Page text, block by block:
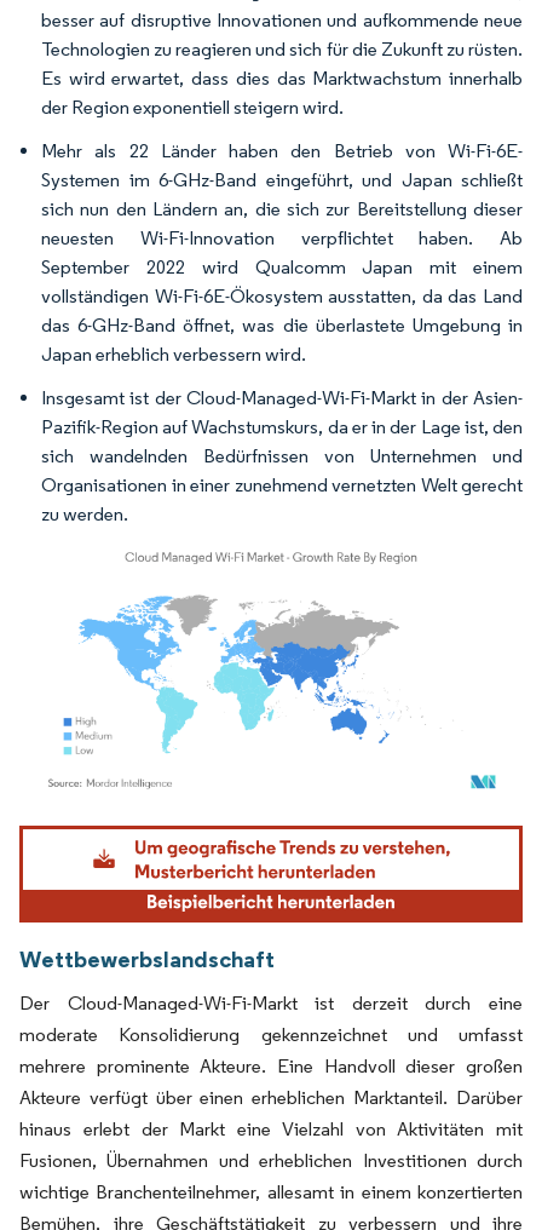
besser auf disruptive Innovationen und aufkommende neue
Technologien zu reagieren und sich für die Zukunft zu rüsten.
Es wird erwartet, dass dies das Marktwachstum innerhalb
der Region exponentiell steigern wird.
Mehr als 22 Länder haben den Betrieb von Wi-Fi-6E-
Systemen im 6-GHz-Band eingeführt, und Japan schließt
sich nun den Ländern an, die sich zur Bereitstellung dieser
neuesten Wi-Fi-Innovation verpflichtet haben. Ab
September 2022 wird Qualcomm Japan mit einem
vollständigen Wi-Fi-6E-Ökosystem ausstatten, da das Land
das 6-GHz-Band öffnet, was die überlastete Umgebung in
Japan erheblich verbessern wird.
Insgesamt ist der Cloud-Managed-Wi-Fi-Markt in der Asien-
Pazifik-Region auf Wachstumskurs, da er in der Lage ist, den
sich wandelnden Bedürfnissen von Unternehmen und
Organisationen in einer zunehmend vernetzten Welt gerecht
zu werden.
Bild © Mordor Intelligence. Wiederverwendung erfordert Namensnennung gemäß
Wettbewerbslandschaft
Der Cloud-Managed-Wi-Fi-Markt ist derzeit durch eine
moderate Konsolidierung gekennzeichnet und umfasst
mehrere prominente Akteure. Eine Handvoll dieser großen
Akteure verfügt über einen erheblichen Marktanteil. Darüber
hinaus erlebt der Markt eine Vielzahl von Aktivitäten mit
Fusionen, Übernahmen und erheblichen Investitionen durch
wichtige Branchenteilnehmer, allesamt in einem konzertierten
Bemühen, ihre Geschäftstätigkeit zu verbessern und ihre